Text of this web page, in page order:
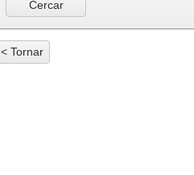
< Tornar